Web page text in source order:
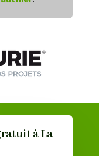
à La